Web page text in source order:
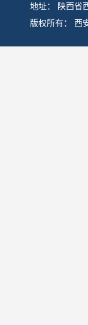
地址： 陕西省
版权所有：
西